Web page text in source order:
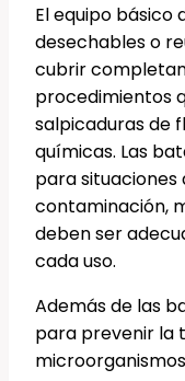
El equipo
desechables o
cubrir
procedimientos
salpicaduras de
químicas. Las
para situaciones
contaminación,
deben ser
cada uso.
Además de las
para prevenir la